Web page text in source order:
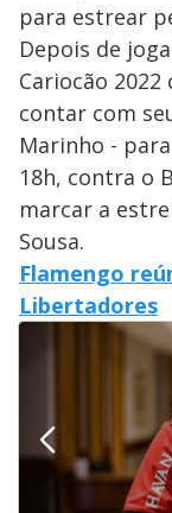
para estrear
Depois de
Cariocão 2022
contar com
Marinho -
18h, contra o
marcar a
Sousa.
Flamengo
Libertadores